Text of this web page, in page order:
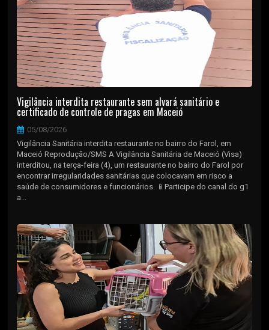
Vigilância interdita restaurante sem alvará sanitário e
certificado de controle de pragas em Maceió
05/08/2026
Vigilância Sanitária interdita restaurante no bairro do Farol, em
Maceió Reprodução/SMS A Vigilância Sanitária de Maceió (Visa)
interditou, na terça-feira (4), um restaurante no bairro do Farol por
encontrar irregularidades sanitárias que colocavam em risco a
saúde de consumidores e funcionários. 📱Participe do canal do g1
a...